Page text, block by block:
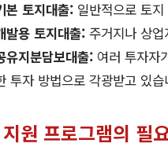
본 토지대출: 일반적으로 토
발용 토지대출: 주거지나 상
유지분담보대출: 여러 투자자
투자 방법으로 각광받고 있습
원 프로그램의 필